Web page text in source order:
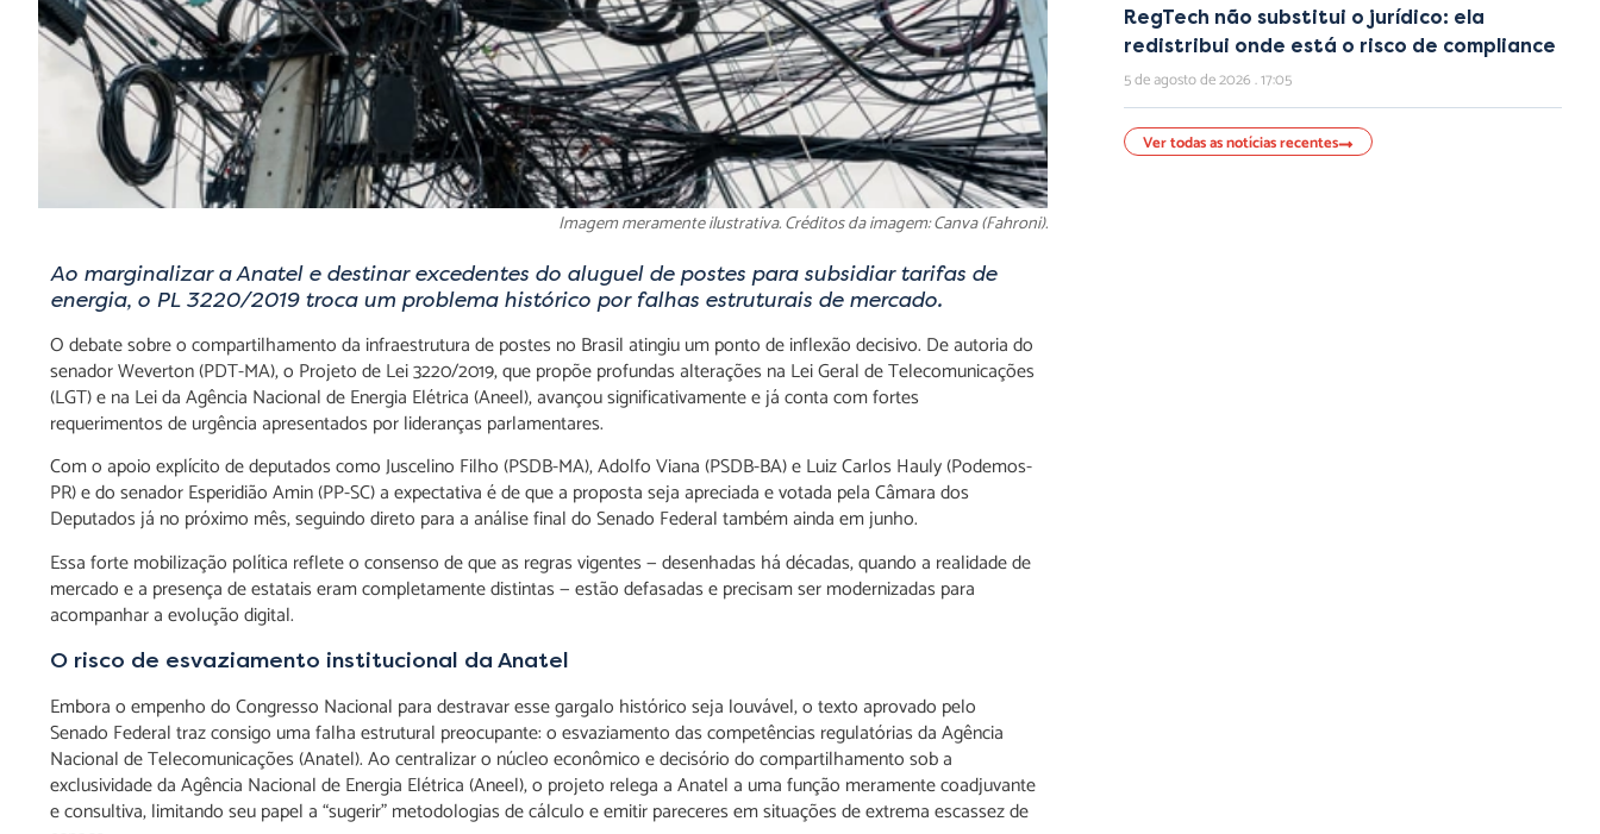
Imagem meramente ilustrativa. Créditos da imagem: Canva (Fahroni).
Ao marginalizar a Anatel e destinar excedentes do aluguel de postes para subsidiar tarifas de
energia, o PL 3220/2019 troca um problema histórico por falhas estruturais de mercado.
O debate sobre o compartilhamento da infraestrutura de postes no Brasil atingiu um ponto de inflexão decisivo. De autoria do
senador Weverton (PDT-MA), o Projeto de Lei 3220/2019, que propõe profundas alterações na Lei Geral de Telecomunicações
(LGT) e na Lei da Agência Nacional de Energia Elétrica (Aneel), avançou significativamente e já conta com fortes
requerimentos de urgência apresentados por lideranças parlamentares.
Com o apoio explícito de deputados como Juscelino Filho (PSDB-MA), Adolfo Viana (PSDB-BA) e Luiz Carlos Hauly (Podemos-
PR) e do senador Esperidião Amin (PP-SC) a expectativa é de que a proposta seja apreciada e votada pela Câmara dos
Deputados já no próximo mês, seguindo direto para a análise final do Senado Federal também ainda em junho.
Essa forte mobilização política reflete o consenso de que as regras vigentes — desenhadas há décadas, quando a realidade de
mercado e a presença de estatais eram completamente distintas — estão defasadas e precisam ser modernizadas para
acompanhar a evolução digital.
O risco de esvaziamento institucional da Anatel
Embora o empenho do Congresso Nacional para destravar esse gargalo histórico seja louvável, o texto aprovado pelo
Senado Federal traz consigo uma falha estrutural preocupante: o esvaziamento das competências regulatórias da Agência
Nacional de Telecomunicações (Anatel). Ao centralizar o núcleo econômico e decisório do compartilhamento sob a
exclusividade da Agência Nacional de Energia Elétrica (Aneel), o projeto relega a Anatel a uma função meramente coadjuvante
e consultiva, limitando seu papel a “sugerir” metodologias de cálculo e emitir pareceres em situações de extrema escassez de
RegTech não substitui o jurídico: ela
redistribui onde está o risco de compliance
5 de agosto de 2026 17:05
Ver todas as notícias recentes